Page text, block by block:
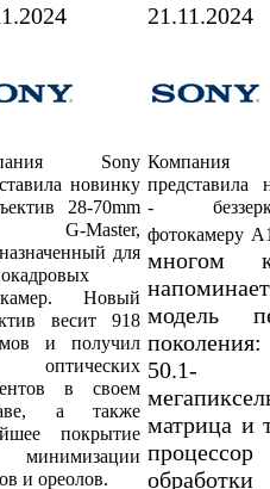
Sony
новинку
28-70mm
G-Master,
для
Новый
весит 918
и получил
в своем
а также
покрытие
минимизации
и ореолов.
21.11.2024
представила
-
фотокамеру
многом
напоминает
модель
50.1-
матрица и
процессор
обработки